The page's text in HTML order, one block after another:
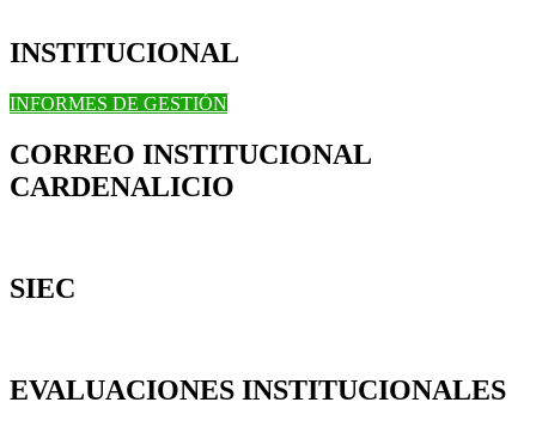
INSTITUCIONAL
INFORMES DE GESTIÓN
CORREO INSTITUCIONAL
CARDENALICIO
SIEC
EVALUACIONES INSTITUCIONALES